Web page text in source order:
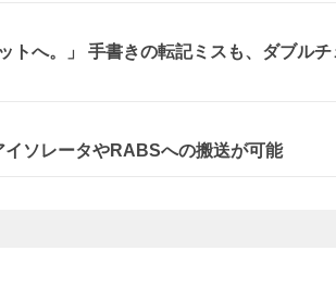
トへ。」 手書きの転記ミスも、ダブル
ソレータやRABSへの搬送が可能